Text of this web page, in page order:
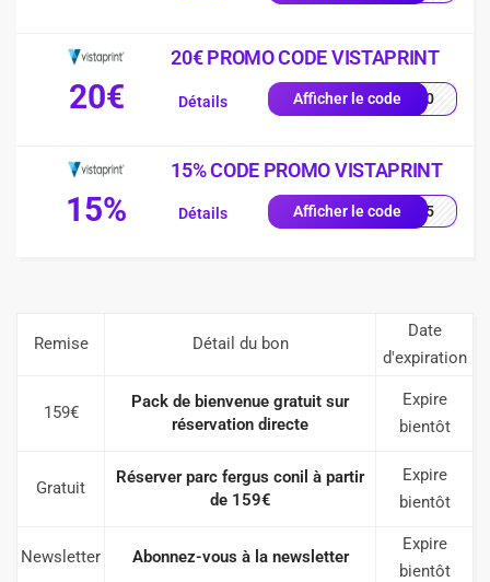
20€
20€ PROMO CODE VISTAPRINT
Afficher le codeMO20
Détails
15%
15% CODE PROMO VISTAPRINT
Afficher le codeAU15
Détails
Remise Détail du bon
Date
d'expiration
159€
Pack de bienvenue gratuit sur
réservation directe
Expire
bientôt
Gratuit
Réserver parc fergus conil à partir
de 159€
Expire
bientôt
Newsletter Abonnez-vous à la newsletter
Expire
bientôt